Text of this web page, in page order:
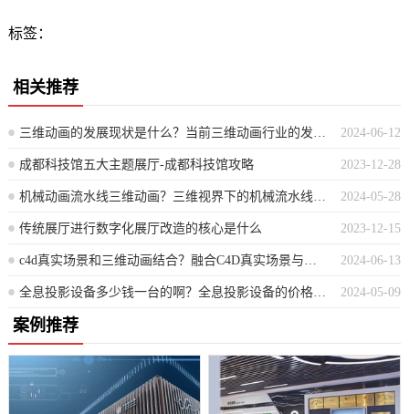
标签：
相关推荐
2024-06-12
2023-12-28
成都科技馆五大主题展厅-成都科技馆攻略
2024-05-28
2023-12-15
传统展厅进行数字化展厅改造的核心是什么
2024-06-13
2024-05-09
全息投影设备多少钱一台的啊？全息投影设备的价格一般是多少？
案例推荐